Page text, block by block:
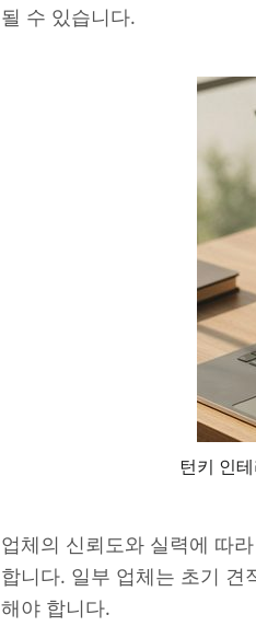
될 수 있습니다.
턴키 인
업체의 신뢰도와 실력에 따
합니다. 일부 업체는 초기
해야 합니다.